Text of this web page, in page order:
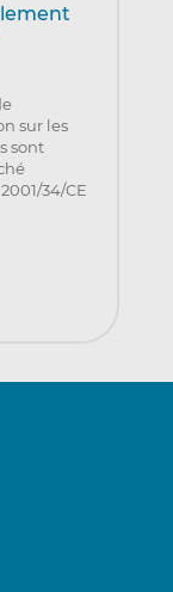
sur les
sont
34/CE